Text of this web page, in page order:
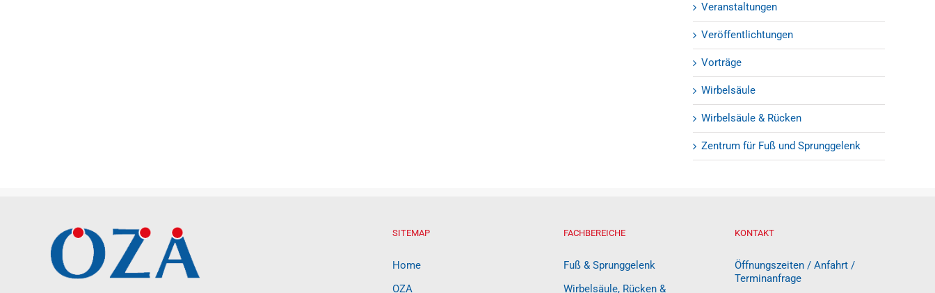
Veranstaltungen
Veröffentlichtungen
Vorträge
Wirbelsäule
Wirbelsäule & Rücken
Zentrum für Fuß und Sprunggelenk
SITEMAP
Home
OZA
FACHBEREICHE
Fuß & Sprunggelenk
Wirbelsäule, Rücken &
KONTAKT
Öffnungszeiten / Anfahrt /
Terminanfrage